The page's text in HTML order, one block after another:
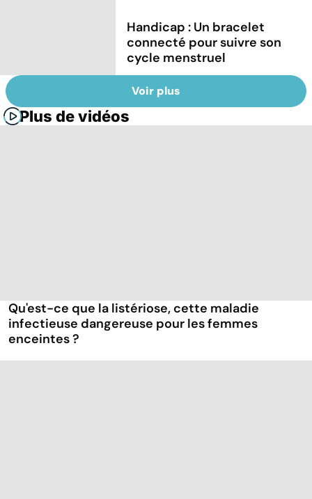
Handicap : Un bracelet
connecté pour suivre son
cycle menstruel
Voir plus
Plus de vidéos
Qu'est-ce que la listériose, cette maladie
infectieuse dangereuse pour les femmes
enceintes ?